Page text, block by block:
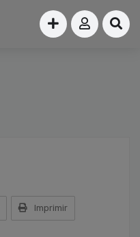
Imprimir